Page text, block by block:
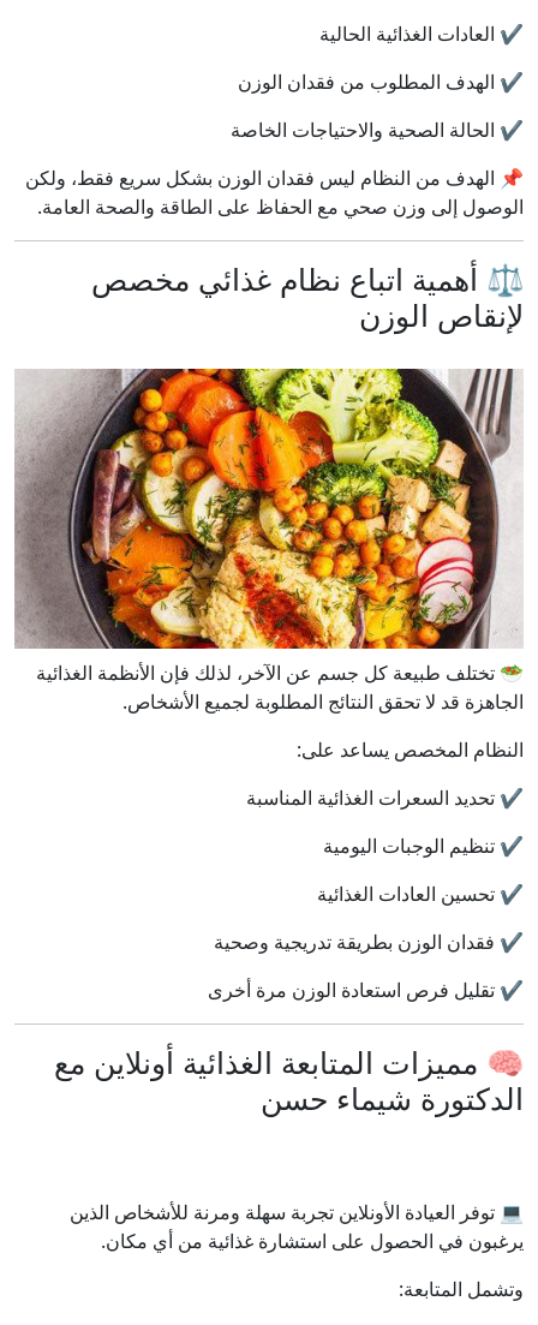
✔️ العادات الغذائية الحالية
✔️ الهدف المطلوب من فقدان الوزن
✔️ الحالة الصحية والاحتياجات الخاصة
📌 الهدف من النظام ليس فقدان الوزن بشكل سريع فقط، ولكن
الوصول إلى وزن صحي مع الحفاظ على الطاقة والصحة العامة.
⚖️ أهمية اتباع نظام غذائي مخصص
لإنقاص الوزن
🥗 تختلف طبيعة كل جسم عن الآخر، لذلك فإن الأنظمة الغذائية
الجاهزة قد لا تحقق النتائج المطلوبة لجميع الأشخاص.
النظام المخصص يساعد على:
✔️ تحديد السعرات الغذائية المناسبة
✔️ تنظيم الوجبات اليومية
✔️ تحسين العادات الغذائية
✔️ فقدان الوزن بطريقة تدريجية وصحية
✔️ تقليل فرص استعادة الوزن مرة أخرى
🧠 مميزات المتابعة الغذائية أونلاين مع
الدكتورة شيماء حسن
💻 توفر العيادة الأونلاين تجربة سهلة ومرنة للأشخاص الذين
يرغبون في الحصول على استشارة غذائية من أي مكان.
وتشمل المتابعة: